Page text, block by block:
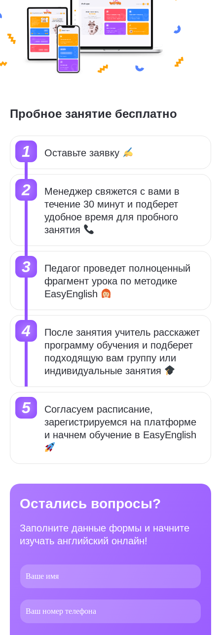
Пробное занятие бесплатно
Оставьте заявку
Менеджер свяжется с вами в
течение 30 минут и подберет
удобное время для пробного
занятия
Педагог проведет полноценный
фрагмент урока по методике
EasyEnglish
После занятия учитель расскажет
программу обучения и подберет
подходящую вам группу или
индивидуальные занятия
Cогласуем расписание,
зарегистрируемся на платформе
и начнем обучение в EasyEnglish
Остались вопросы?
Заполните данные формы и начните
изучать английский онлайн!